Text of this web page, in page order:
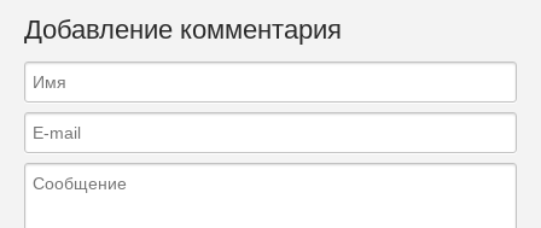
Добавление комментария